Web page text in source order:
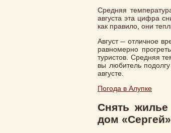
Средняя
августа эта цифра
как правило, они
Август – отличное
равномерно
туристов. Средняя
вы любитель
августе.
Погода в Алупке
Снять жилье
дом «Сергей»